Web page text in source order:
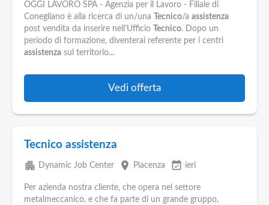
OGGI LAVORO SPA - Agenzia per il Lavoro - Filiale di
Conegliano è alla ricerca di un/una
Tecnico/a assistenza
post vendita da inserire nell'Ufficio
Tecnico. Dopo un
periodo di formazione, diventerai referente per i centri
assistenza sul territorio...
Vedi offerta
Tecnico assistenza
apartment Dynamic Job Center place Piacenza event_available ieri
Per azienda nostra cliente, che opera nel settore
metalmeccanico, e che fa parte di un grande gruppo,